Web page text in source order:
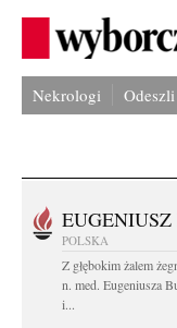
Nekrologi Odeszli
POLSKA
Z głębokim żalem
n. med. Eugeniusza
i...